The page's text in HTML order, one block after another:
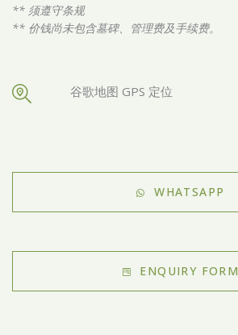
** 须遵守条规
** 价钱尚未包含墓碑、管理费及手续费。
谷歌地图 GPS 定位
WHATSAPP
ENQUIRY FORM